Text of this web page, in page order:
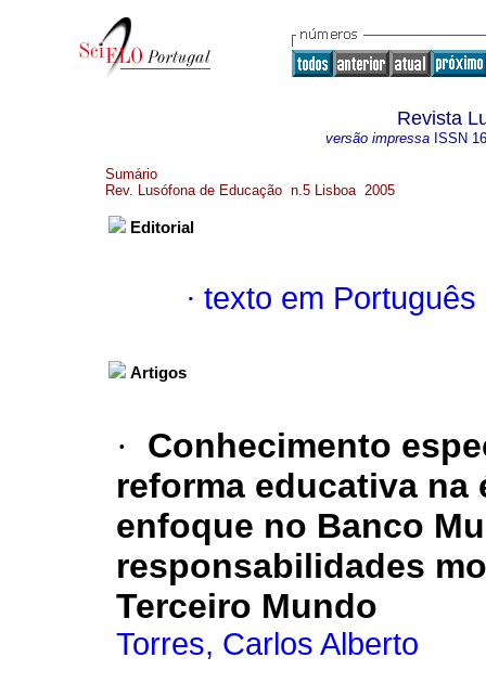
Revista
versão impressa ISSN
Sumário
Rev. Lusófona de Educação n.5 Lisboa 2005
Editorial
· texto em Português
Artigos
·
Conhecimento
reforma educativa
enfoque no Banco
responsabilidades
Terceiro Mundo
Torres, Carlos Alberto